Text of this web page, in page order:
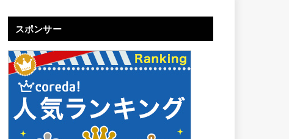
スポンサー